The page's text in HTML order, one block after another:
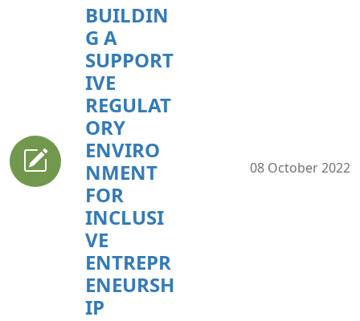
BUILDIN
G A
SUPPORT
IVE
REGULAT
ORY
ENVIRO
NMENT
FOR
INCLUSI
VE
ENTREPR
ENEURSH
IP
08 October 2022